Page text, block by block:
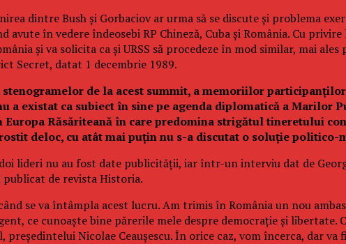
dintre Bush şi Gor­­baciov ar urma să se discute şi pro­­blema
în vedere în­deo­sebi RP Chineză, Cuba şi România. Cu
şi va solicita ca şi URSS să procedeze în mod similar, mai
Secret, datat 1 decembrie 1989.
de la acest summit, a memoriilor
a existat ca subiect în sine pe agenda diplomatică a Marilor
Răsă­ri­teană în care predomina strigătul tineretului
deloc, cu atât mai puţin nu s-a discutat o soluţie
lideri nu au fost date publicităţii, iar într-un interviu dat de
publicat de revista Historia.
se va întâmpla acest lucru. Am trimis în România un nou
ce cunoaşte bine părerile mele despre democraţie şi libertate.
Nicolae Ceauşescu. În orice caz, vom încerca, dar va